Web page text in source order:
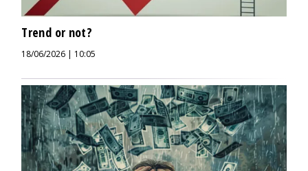
Trend or not?
18/06/2026 | 10:05